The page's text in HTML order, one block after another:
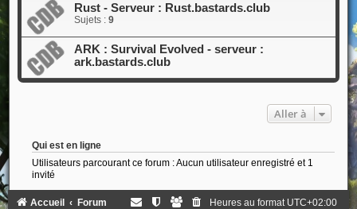
Rust - Serveur : Rust.bastards.club
Sujets : 9
ARK : Survival Evolved - serveur :
ark.bastards.club
Aller à
Qui est en ligne
Utilisateurs parcourant ce forum : Aucun utilisateur enregistré et 1
invité
Accueil Forum Heures au format UTC+02:00